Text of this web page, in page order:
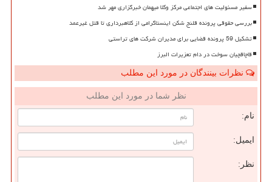
سفیر مسئولیت های اجتماعی مرکز وکلا میهمان خبرگزاری مهر شد
بررسی حقوقی پرونده قلنج شکن اینستاگرامی از کلاهبرداری تا قتل غیرعمد
تشکیل 59 پرونده قضایی برای مدیران شرکت های تراستی
قاچاقچیان سوخت در دام تعزیرات البرز
نظرات بینندگان در مورد این مطلب
نظر شما در مورد این مطلب
نام:
ایمیل:
نظر: